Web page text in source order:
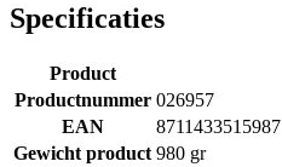
Specificaties
Product
Productnummer 026957
EAN
8711433515987
Gewicht product 980 gr